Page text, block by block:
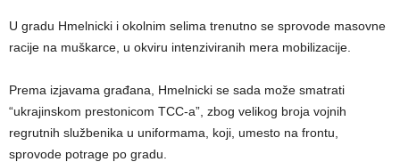
U gradu Hmelnicki i okolnim selima trenutno se sprovode masovne
racije na muškarce, u okviru intenziviranih mera mobilizacije.
Prema izjavama građana, Hmelnicki se sada može smatrati
“ukrajinskom prestonicom TCC-a”, zbog velikog broja vojnih
regrutnih službenika u uniformama, koji, umesto na frontu,
sprovode potrage po gradu.